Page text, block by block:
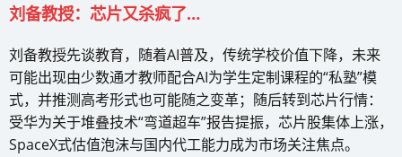
刘备教授：芯片又杀疯了…
刘备教授先谈教育，随着AI普及，传统学校价值下降，未来
可能出现由少数通才教师配合AI为学生定制课程的“私塾”模
式，并推测高考形式也可能随之变革；随后转到芯片行情：
受华为关于堆叠技术“弯道超车”报告提振，芯片股集体上涨，
SpaceX式估值泡沫与国内代工能力成为市场关注焦点。